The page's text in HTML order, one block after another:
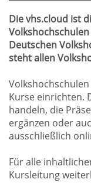
Die vhs.cloud ist
Deutschen
steht allen
Kurse einrichten.
handeln, die
ergänzen oder
ausschließlich
Für alle
Kursleitung